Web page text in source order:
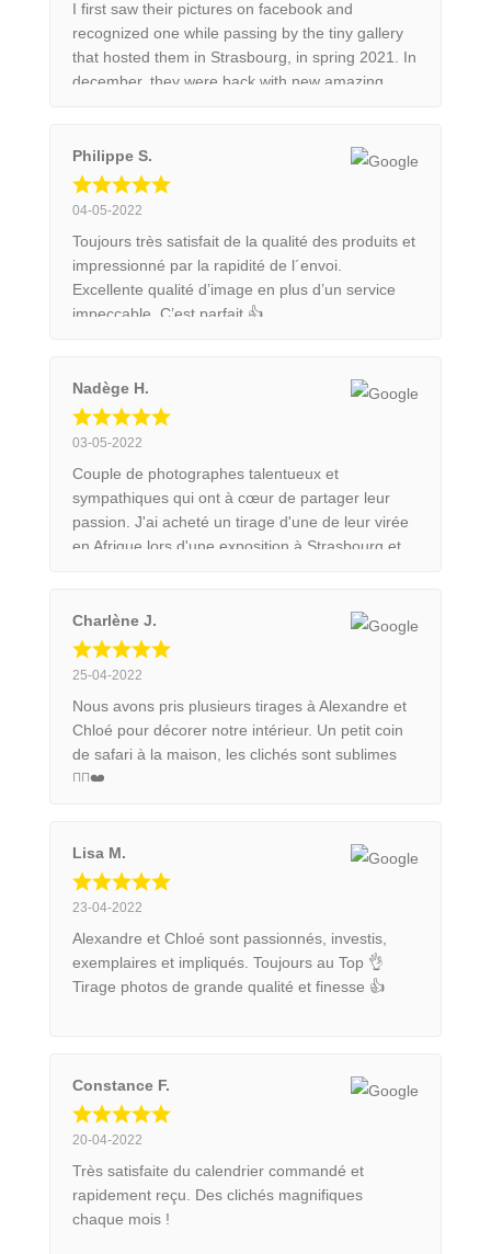
I first saw their pictures on facebook and
recognized one while passing by the tiny gallery
that hosted them in Strasbourg, in spring 2021. In
december, they were back with new amazing
stories behind each shot. Their photos are
beautiful. Some are really typical of wildlife shots
and reveal the beauty of the subjects, some
colours or the lines. Hence, according to what
makes you vibrate, you have a wide range of
shots to choose from. They really do have an eye
to bring a little part of nature alive on paper.
Philippe S.
04-05-2022
Toujours très satisfait de la qualité des produits et
impressionné par la rapidité de l´envoi.
Excellente qualité d’image en plus d’un service
impeccable. C’est parfait 👍
Nadège H.
03-05-2022
Couple de photographes talentueux et
sympathiques qui ont à cœur de partager leur
passion. J'ai acheté un tirage d'une de leur virée
en Afrique lors d'une exposition à Strasbourg et
Charlène J.
25-04-2022
Nous avons pris plusieurs tirages à Alexandre et
Chloé pour décorer notre intérieur. Un petit coin
de safari à la maison, les clichés sont sublimes
👍🏼❤️
Lisa M.
23-04-2022
Alexandre et Chloé sont passionnés, investis,
exemplaires et impliqués. Toujours au Top 👌
Tirage photos de grande qualité et finesse 👍
Constance F.
20-04-2022
Très satisfaite du calendrier commandé et
rapidement reçu. Des clichés magnifiques
chaque mois !